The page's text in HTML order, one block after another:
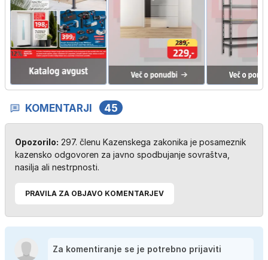
KOMENTARJI 45
Opozorilo: 297. členu Kazenskega zakonika je posameznik
kazensko odgovoren za javno spodbujanje sovraštva,
nasilja ali nestrpnosti.
PRAVILA ZA OBJAVO KOMENTARJEV